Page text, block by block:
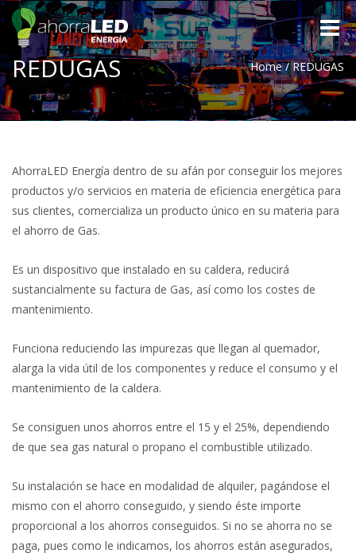
Toggle
REDUGAS Home / REDUGAS
AhorraLED Energía dentro de su afán por conseguir los mejores
productos y/o servicios en materia de eficiencia energética para
sus clientes, comercializa un producto único en su materia para
el ahorro de Gas.
Es un dispositivo que instalado en su caldera, reducirá
sustancialmente su factura de Gas, así como los costes de
mantenimiento.
Funciona reduciendo las impurezas que llegan al quemador,
alarga la vida útil de los componentes y reduce el consumo y el
mantenimiento de la caldera.
Se consiguen unos ahorros entre el 15 y el 25%, dependiendo
de que sea gas natural o propano el combustible utilizado.
Su instalación se hace en modalidad de alquiler, pagándose el
mismo con el ahorro conseguido, y siendo éste importe
proporcional a los ahorros conseguidos. Si no se ahorra no se
paga, pues como le indicamos, los ahorros están asegurados,